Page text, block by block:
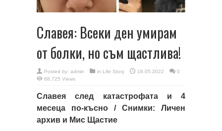
Славея: Всеки ден умирам
от болки, но съм щастлива!
Posted by: admin in Life Story 18.05.2022
0
68,725 Views
Славея след катастрофата и 4
месеца по-късно / Снимки: Личен
архив и Мис Щастие